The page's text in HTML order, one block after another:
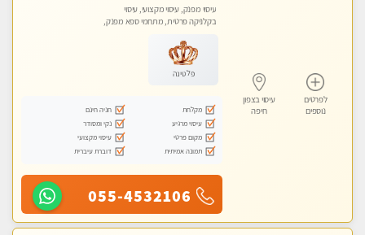
לפרטים
נוספים
עיסוי בצפון
חיפה
עיסוי מפנק, עיסוי מקצועי, עיסוי
בקלניקה פרטית, מתחמי ספא מפנק,
פלטינה
מקלחת
חניה חינם
עיסוי מרגיע
נקי ומסודר
מקום פרטי
עיסוי מקצועי
תמונה אמיתית
דוברת עיברית
055-4532106